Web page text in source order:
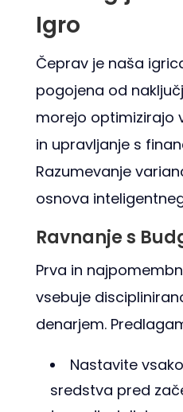
Igro
Čeprav je naša
pogojena od
morejo optimizirajo
in upravljanje s
Razumevanje
osnova
Ravnanje s
Prva in
vsebuje
denarjem.
Nastavite
sredstva pred